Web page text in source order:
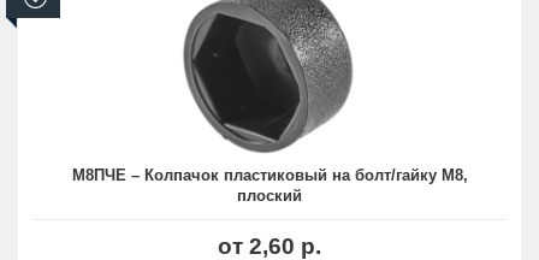
М8ПЧЕ – Колпачок пластиковый на болт/гайку М8,
плоский
от 2,60 р.